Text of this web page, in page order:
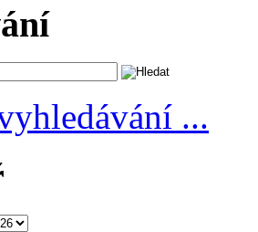
...